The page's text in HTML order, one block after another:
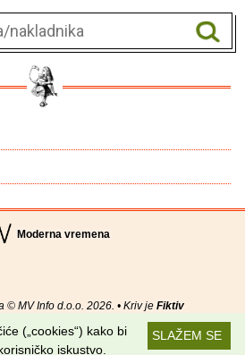
Moderna vremena
© MV Info d.o.o. 2026. • Kriv je Fiktiv
Uvjeti korištenja RSS kanaliSLAŽEM SE
(„cookies“) kako bi
iskustvo.